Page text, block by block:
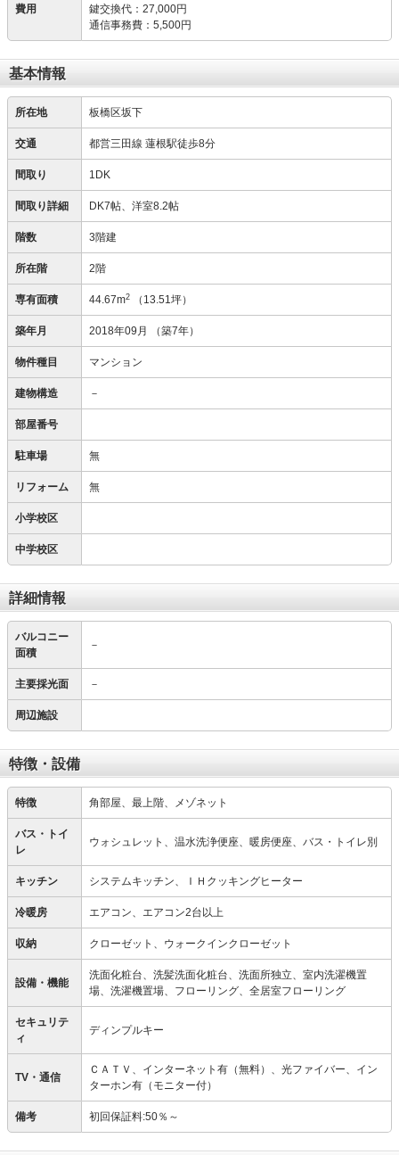
費用
鍵交換代 ： 27,000円
通信事務費 ： 5,500円
基本情報
所在地 板橋区坂下
交通 都営三田線 蓮根駅徒歩8分
間取り 1DK
間取り詳細 DK7帖、洋室8.2帖
階数 3階建
所在階 2階
専有面積 44.67m2 （13.51坪）
築年月 2018年09月 （築7年）
物件種目 マンション
建物構造 －
部屋番号
駐車場 無
リフォーム 無
小学校区
中学校区
詳細情報
バルコニー
面積
－
主要採光面 －
周辺施設
特徴・設備
特徴 角部屋、最上階、メゾネット
バス・トイ
レ
ウォシュレット、温水洗浄便座、暖房便座、バス・トイレ別
キッチン システムキッチン、ＩＨクッキングヒーター
冷暖房 エアコン、エアコン2台以上
収納 クローゼット、ウォークインクローゼット
設備・機能
洗面化粧台、洗髪洗面化粧台、洗面所独立、室内洗濯機置
場、洗濯機置場、フローリング、全居室フローリング
セキュリテ
ィ
ディンプルキー
TV・通信
ＣＡＴＶ、インターネット有（無料）、光ファイバー、イン
ターホン有（モニター付）
備考 初回保証料:50％～